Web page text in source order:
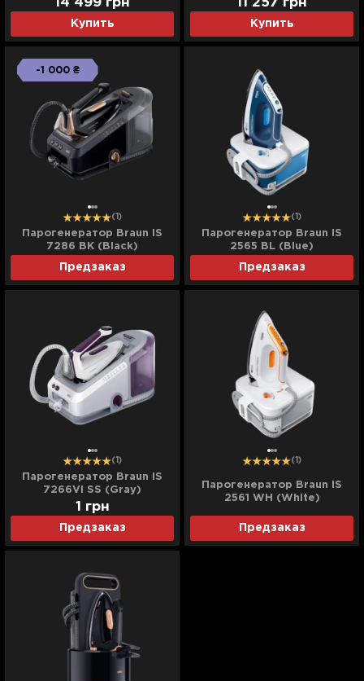
Купить
14 499 грн
Купить
11 257 грн
-1 000 ₴
(1)
Парогенератор Braun IS
7286 BK (Black)
Предзаказ
(1)
Парогенератор Braun IS
2565 BL (Blue)
Предзаказ
(1)
Парогенератор Braun IS
7266VI SS (Gray)
Предзаказ
1 грн
(1)
Парогенератор Braun IS
2561 WH (White)
Предзаказ